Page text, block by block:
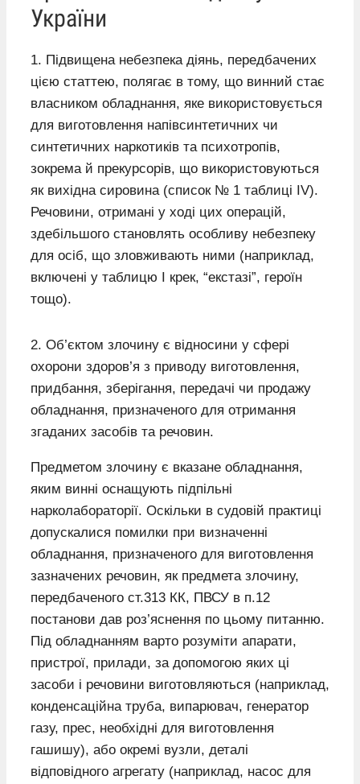
України
1. Підвищена небезпека діянь, передбачених
цією статтею, полягає в тому, що винний стає
власником обладнання, яке використовується
для виготовлення напівсинтетичних чи
синтетичних наркотиків та психотропів,
зокрема й прекурсорів, що використовуються
як вихідна сировина (список № 1 таблиці IV).
Речовини, отримані у ході цих операцій,
здебільшого становлять особливу небезпеку
для осіб, що зловживають ними (наприклад,
включені у таблицю I крек, “екстазі”, героїн
тощо).
2. Об’єктом злочину є відносини у сфері
охорони здоров’я з приводу виготовлення,
придбання, зберігання, передачі чи продажу
обладнання, призначеного для отримання
згаданих засобів та речовин.
Предметом злочину є вказане обладнання,
яким винні оснащують підпільні
нарколабораторії. Оскільки в судовій практиці
допускалися помилки при визначенні
обладнання, призначеного для виготовлення
зазначених речовин, як предмета злочину,
передбаченого ст.313 КК, ПВСУ в п.12
постанови дав роз’яснення по цьому питанню.
Під обладнанням варто розуміти апарати,
пристрої, прилади, за допомогою яких ці
засоби і речовини виготовляються (наприклад,
конденсаційна труба, випарювач, генератор
газу, прес, необхідні для виготовлення
гашишу), або окремі вузли, деталі
відповідного агрегату (наприклад, насос для